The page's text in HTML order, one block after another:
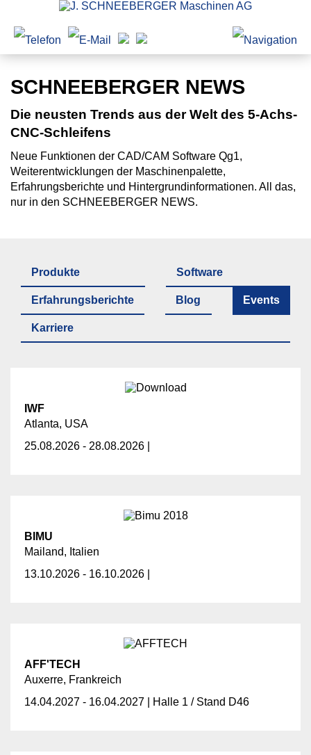
SCHNEEBERGER NEWS
Die neusten Trends aus der Welt des 5-Achs-
CNC-Schleifens
Neue Funktionen der CAD/CAM Software Qg1,
Weiterentwicklungen der Maschinenpalette,
Erfahrungsberichte und Hintergrundinformationen. All das,
nur in den SCHNEEBERGER NEWS.
Produkte Software
Erfahrungsberichte Blog Events
Karriere
IWF
Atlanta, USA
25.08.2026 - 28.08.2026 |
BIMU
Mailand, Italien
13.10.2026 - 16.10.2026 |
AFF'TECH
Auxerre, Frankreich
14.04.2027 - 16.04.2027 | Halle 1 / Stand D46